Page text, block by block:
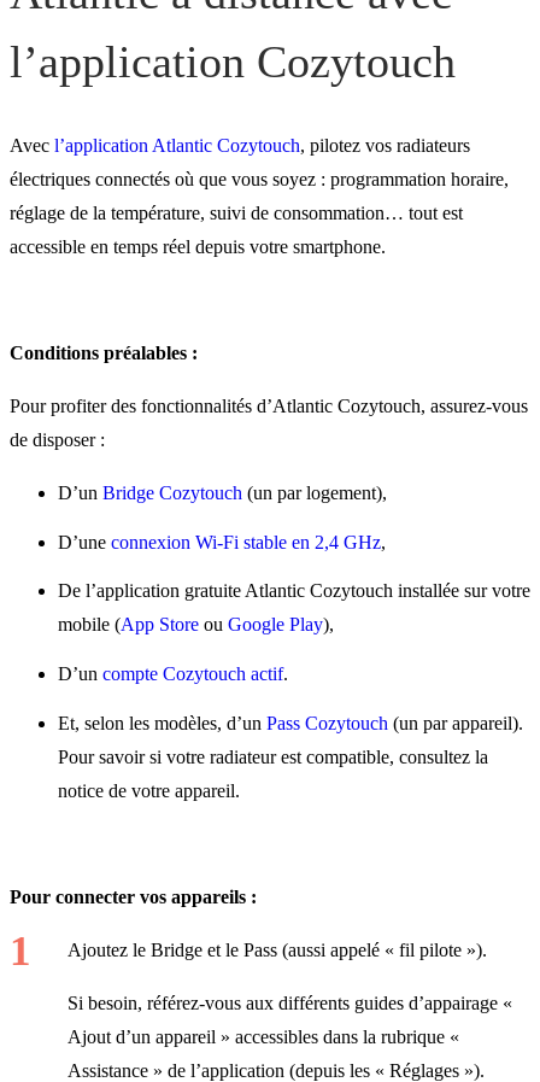
l’application Cozytouch
Avec l’application Atlantic Cozytouch, pilotez vos radiateurs
électriques connectés où que vous soyez : programmation horaire,
réglage de la température, suivi de consommation… tout est
accessible en temps réel depuis votre smartphone.
Conditions préalables :
Pour profiter des fonctionnalités d’Atlantic Cozytouch, assurez-vous
de disposer :
D’un Bridge Cozytouch (un par logement),
D’une connexion Wi-Fi stable en 2,4 GHz,
De l’application gratuite Atlantic Cozytouch installée sur votre
mobile (App Store ou Google Play),
D’un compte Cozytouch actif.
Et, selon les modèles, d’un Pass Cozytouch (un par appareil).
Pour savoir si votre radiateur est compatible, consultez la
notice de votre appareil.
Pour connecter vos appareils :
Ajoutez le Bridge et le Pass (aussi appelé « fil pilote »).
Si besoin, référez-vous aux différents guides d’appairage «
Ajout d’un appareil » accessibles dans la rubrique «
Assistance » de l’application (depuis les « Réglages »).